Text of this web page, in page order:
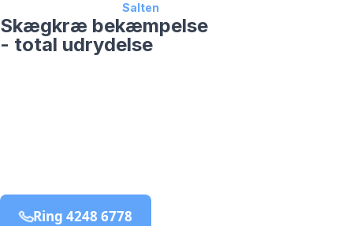
Salten
Skægkræ bekæmpelse
- total udrydelse
Ring 4248 6778